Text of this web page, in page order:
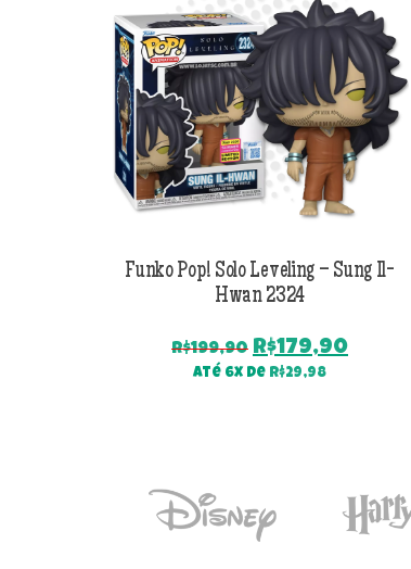
Funko Pop! Solo Leveling – Sung Il-
Hwan 2324
R$199,90 O
preço
R$179,90O
Até 6x de R$29,98